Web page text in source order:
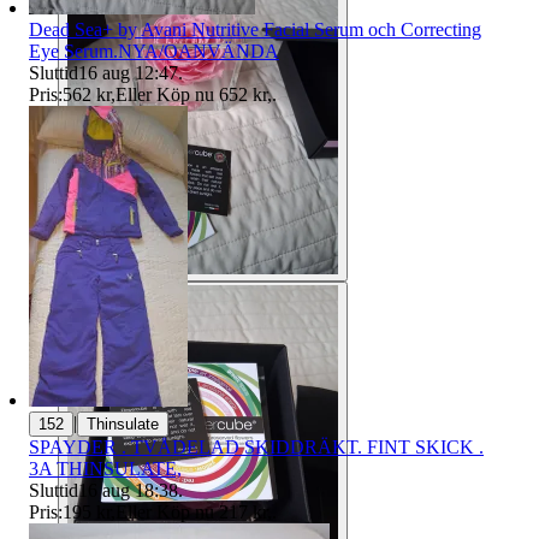
Dead Sea+ by Avani Nutritive Facial Serum och Correcting
Eye Serum.NYA/OANVÄNDA
Sluttid16 aug 12:47.
Pris:562 kr,Eller Köp nu 652 kr,.
152 | Thinsulate
SPAYDER . TVÅDELAD SKIDDRÄKT. FINT SKICK .
3A THINSULATE,
Sluttid16 aug 18:38.
Pris:195 kr Eller Köp nu 217 kr